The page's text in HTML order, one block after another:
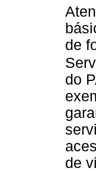
de
do
de